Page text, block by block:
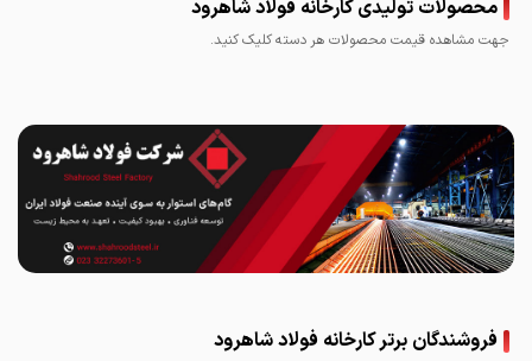
محصولات تولیدی کارخانه فولاد شاهرود
جهت مشاهده قیمت محصولات هر دسته کلیک کنید.
فروشندگان برتر کارخانه فولاد شاهرود